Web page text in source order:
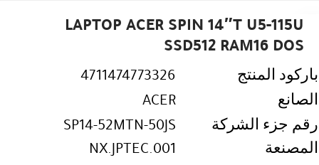
LAPTOP ACER SPIN 14″T U5-115U
SSD512 RAM16 DOS
باركود المنتج
4711474773326
الصانع
ACER
رقم جزء الشركة
المصنعة
SP14-52MTN-50JS
NX.JPTEC.001